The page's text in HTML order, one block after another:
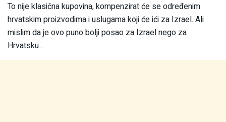
To nije klasična kupovina, kompenzirat će se određenim
hrvatskim proizvodima i uslugama koji će ići za Izrael. Ali
mislim da je ovo puno bolji posao za Izrael nego za
Hrvatsku .